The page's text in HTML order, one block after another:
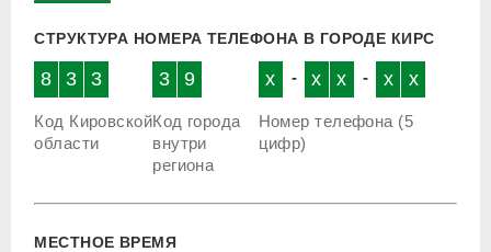
СТРУКТУРА НОМЕРА ТЕЛЕФОНА В ГОРОДЕ КИРС
8 3 3
Код Кировской
области
3 9
Код города
внутри
региона
x - x x - x x
Номер телефона (5
цифр)
МЕСТНОЕ ВРЕМЯ